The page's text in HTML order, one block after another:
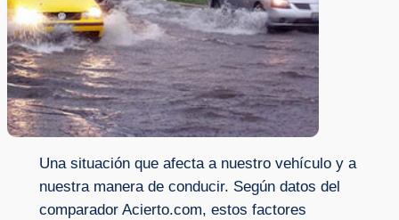
Una situación que afecta a nuestro vehículo y a
nuestra manera de conducir. Según datos del
comparador Acierto.com, estos factores